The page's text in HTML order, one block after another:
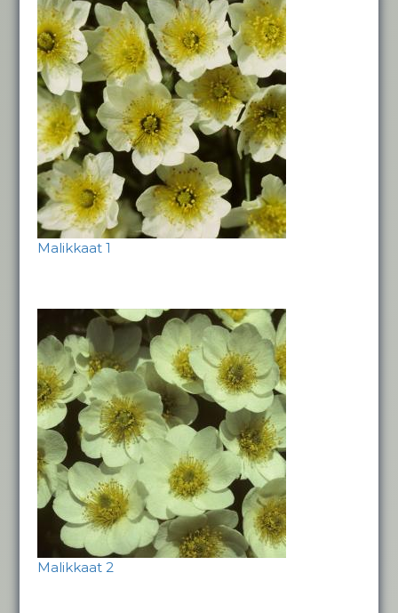
Malikkaat 1
Malikkaat 2